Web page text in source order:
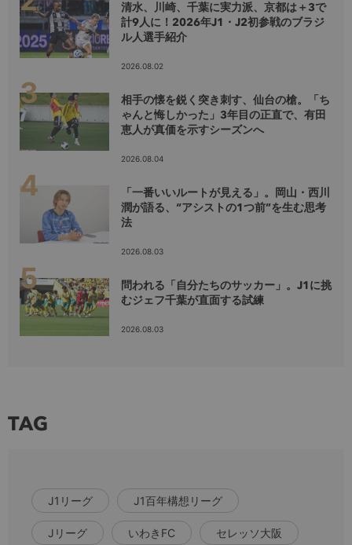
清水、川崎、千葉に実力派、京都は＋3で
計9人に！2026年J1・J2初参戦のブラジ
ル人選手紹介
2026.08.02
相手の懐を鋭く突き刺す、仙台の槍。「ち
ゃんと悔しかった」3年目の正直で、有田
恵人が真価を示すシーズンへ
2026.08.04
「一番いいルートが見える」。岡山・西川
潤が語る、“アシストの1つ前”を生む思考
法
2026.08.03
問われる「自分たちのサッカー」。J1に挑
むジェフ千葉が直面する試練
2026.08.03
TAG
J1リーグ J1百年構想リーグ
Jリーグ いわきFC セレッソ大阪